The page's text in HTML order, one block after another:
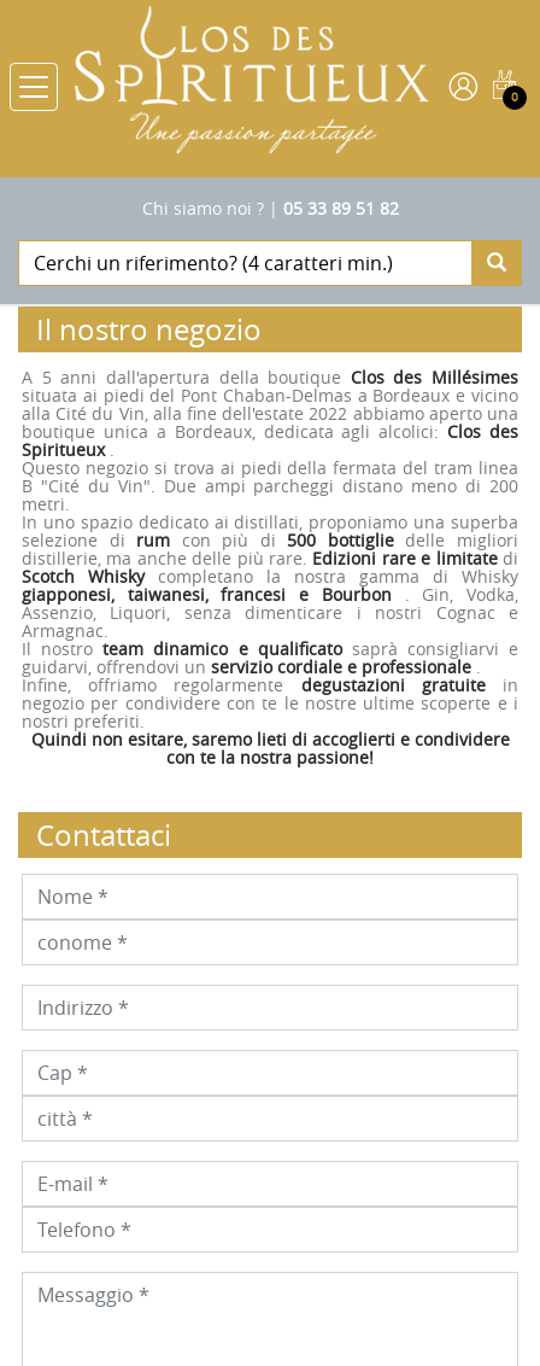
0
Chi siamo noi ?| 05 33 89 51 82
Il nostro negozio
A 5 anni dall'apertura della boutique Clos des Millésimes
situata ai piedi del Pont Chaban-Delmas a Bordeaux e vicino
alla Cité du Vin, alla fine dell'estate 2022 abbiamo aperto una
boutique unica a Bordeaux, dedicata agli alcolici:Clos des
Spiritueux.
Questo negozio si trova ai piedi della fermata del tram linea
B "Cité du Vin". Due ampi parcheggi distano meno di 200
metri.
In uno spazio dedicato ai distillati, proponiamo una superba
selezione di rum con più di 500 bottigliedelle migliori
distillerie, ma anche delle più rare. Edizioni rare e limitatedi
Scotch Whiskycompletano la nostra gamma di Whisky
giapponesi, taiwanesi, francesi e Bourbon . Gin, Vodka,
Assenzio, Liquori, senza dimenticare i nostri Cognac e
Armagnac.
Il nostroteam dinamico e qualificatosaprà consigliarvi e
guidarvi, offrendovi un servizio cordiale e professionale .
Infine, offriamo regolarmente degustazioni gratuitein
negozio per condividere con te le nostre ultime scoperte e i
nostri preferiti.
Quindi non esitare, saremo lieti di accoglierti e condividere
con te la nostra passione!
Contattaci